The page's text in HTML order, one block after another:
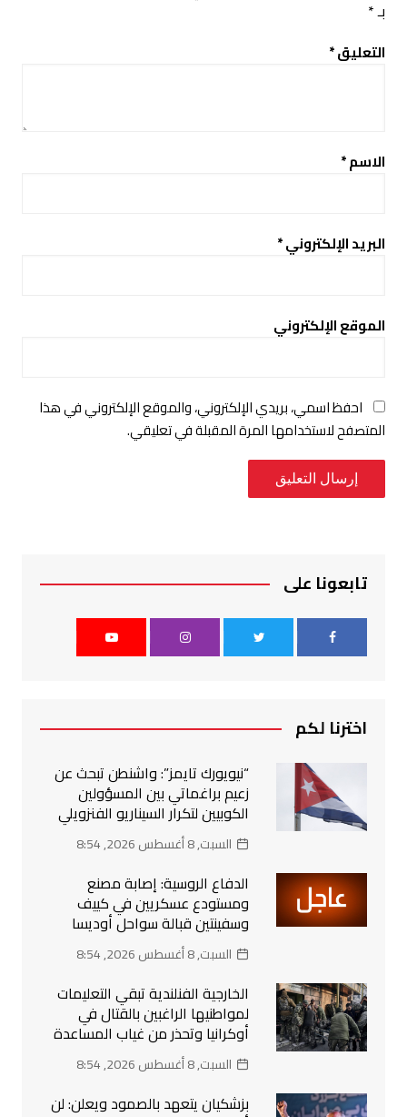
بـ*
التعليق*
الاسم*
البريد الإلكتروني*
الموقع الإلكتروني
احفظ اسمي، بريدي الإلكتروني، والموقع الإلكتروني في هذا
المتصفح لاستخدامها المرة المقبلة في تعليقي.
تابعونا على
اخترنا لكم
“نيويورك تايمز”: واشنطن تبحث عن
زعيم براغماتي بين المسؤولين
الكوبيين لتكرار السيناريو الفنزويلي
السبت, 8 أغسطس 2026, 8:54
الدفاع الروسية: إصابة مصنع
ومستودع عسكريين في كييف
وسفينتين قبالة سواحل أوديسا
السبت, 8 أغسطس 2026, 8:54
الخارجية الفنلندية تبقي التعليمات
لمواطنيها الراغبين بالقتال في
أوكرانيا وتحذر من غياب المساعدة
السبت, 8 أغسطس 2026, 8:54
بزشكيان يتعهد بالصمود ويعلن: لن